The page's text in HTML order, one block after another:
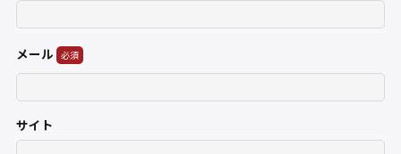
メール
サイト